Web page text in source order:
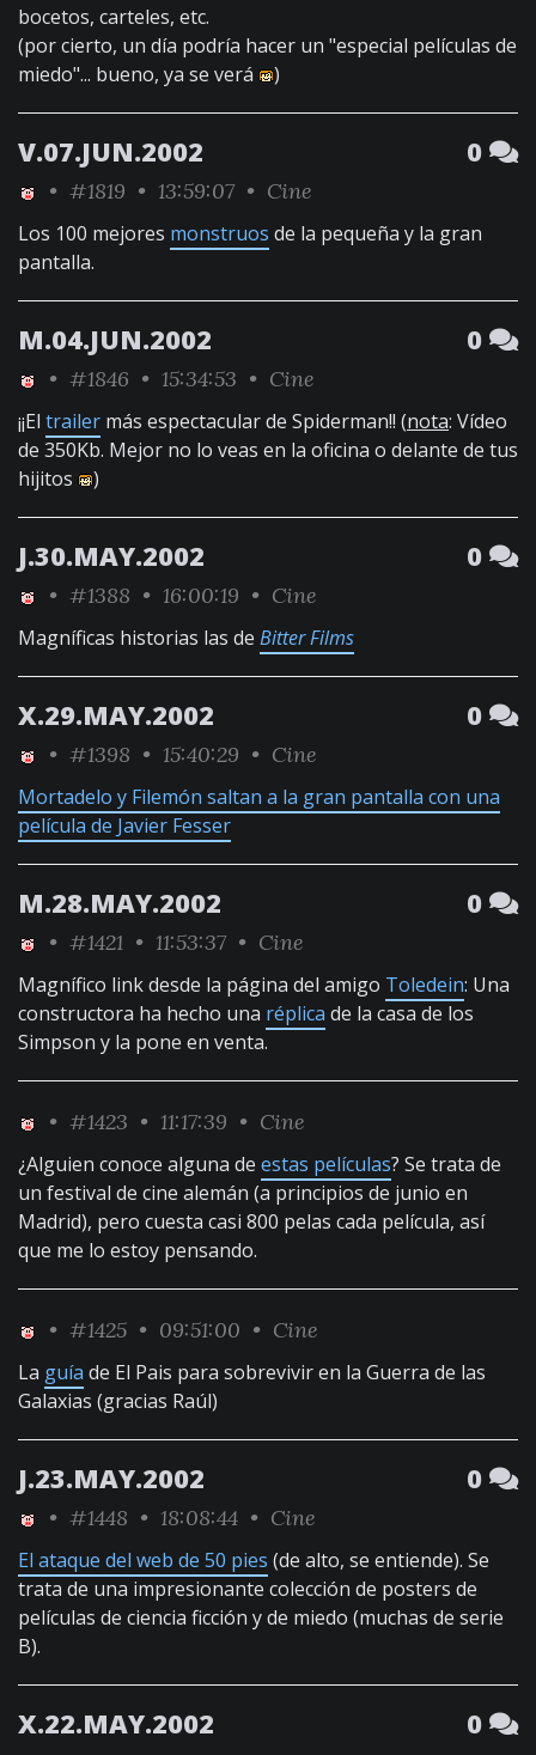
bocetos, carteles, etc.
(por cierto, un día podría hacer un "especial películas de
miedo"... bueno, ya se verá
)
V.07.JUN.2002 0
• #1819 • 13:59:07 • Cine
Los 100 mejores monstruos de la pequeña y la gran
pantalla.
M.04.JUN.2002 0
• #1846 • 15:34:53 • Cine
¡¡El trailer más espectacular de Spiderman!! (nota: Vídeo
de 350Kb. Mejor no lo veas en la oficina o delante de tus
hijitos
)
J.30.MAY.2002 0
• #1388 • 16:00:19 • Cine
Magníficas historias las de Bitter Films
X.29.MAY.2002 0
• #1398 • 15:40:29 • Cine
Mortadelo y Filemón saltan a la gran pantalla con una
película de Javier Fesser
M.28.MAY.2002 0
• #1421 • 11:53:37 • Cine
Magnífico link desde la página del amigo Toledein: Una
constructora ha hecho una réplica de la casa de los
Simpson y la pone en venta.
• #1423 • 11:17:39 • Cine
¿Alguien conoce alguna de estas películas? Se trata de
un festival de cine alemán (a principios de junio en
Madrid), pero cuesta casi 800 pelas cada película, así
que me lo estoy pensando.
• #1425 • 09:51:00 • Cine
La guía de El Pais para sobrevivir en la Guerra de las
Galaxias (gracias Raúl)
J.23.MAY.2002 0
• #1448 • 18:08:44 • Cine
El ataque del web de 50 pies (de alto, se entiende). Se
trata de una impresionante colección de posters de
películas de ciencia ficción y de miedo (muchas de serie
B).
X.22.MAY.2002 0